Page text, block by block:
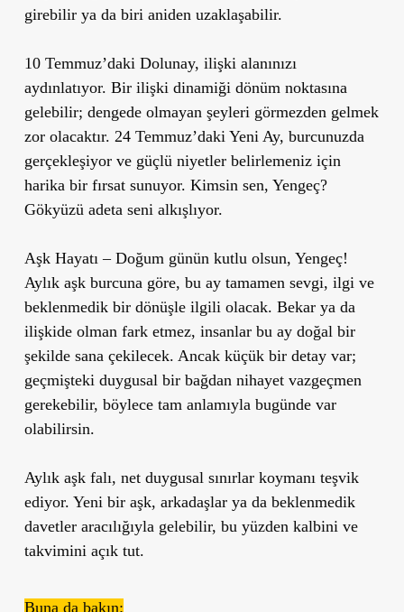
girebilir ya da biri aniden uzaklaşabilir.
10 Temmuz’daki Dolunay, ilişki alanınızı
aydınlatıyor. Bir ilişki dinamiği dönüm noktasına
gelebilir; dengede olmayan şeyleri görmezden gelmek
zor olacaktır. 24 Temmuz’daki Yeni Ay, burcunuzda
gerçekleşiyor ve güçlü niyetler belirlemeniz için
harika bir fırsat sunuyor. Kimsin sen, Yengeç?
Gökyüzü adeta seni alkışlıyor.
Aşk Hayatı – Doğum günün kutlu olsun, Yengeç!
Aylık aşk burcuna göre, bu ay tamamen sevgi, ilgi ve
beklenmedik bir dönüşle ilgili olacak. Bekar ya da
ilişkide olman fark etmez, insanlar bu ay doğal bir
şekilde sana çekilecek. Ancak küçük bir detay var;
geçmişteki duygusal bir bağdan nihayet vazgeçmen
gerekebilir, böylece tam anlamıyla bugünde var
olabilirsin.
Aylık aşk falı, net duygusal sınırlar koymanı teşvik
ediyor. Yeni bir aşk, arkadaşlar ya da beklenmedik
davetler aracılığıyla gelebilir, bu yüzden kalbini ve
takvimini açık tut.
Buna da bakın: